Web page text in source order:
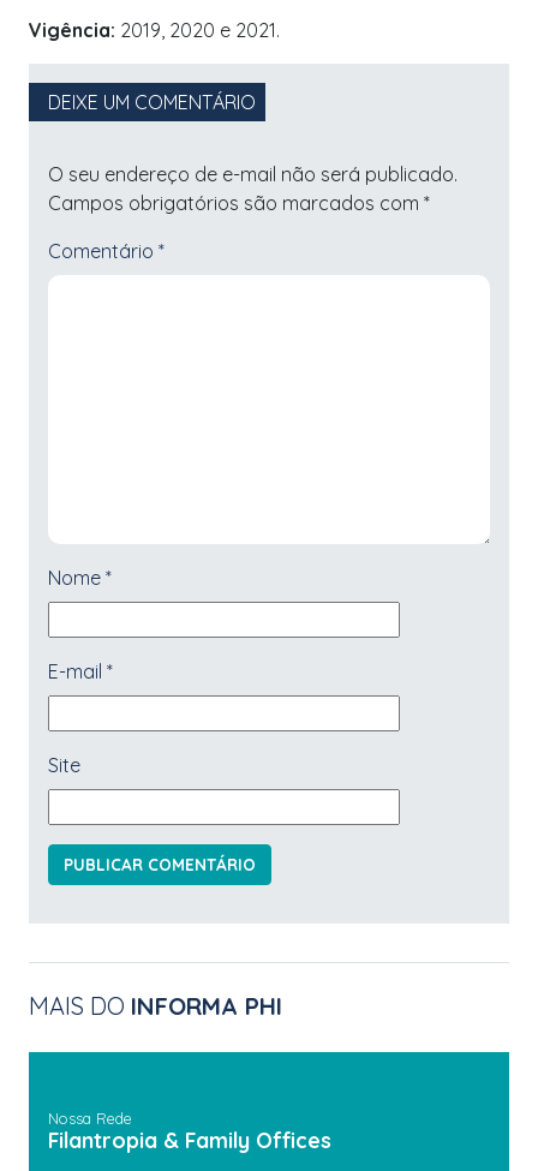
Vigência: 2019, 2020 e 2021.
DEIXE UM COMENTÁRIO
O seu endereço de e-mail não será publicado.
Campos obrigatórios são marcados com *
Comentário *
Nome *
E-mail *
Site
MAIS DO INFORMA PHI
Nossa Rede
Filantropia & Family Offices